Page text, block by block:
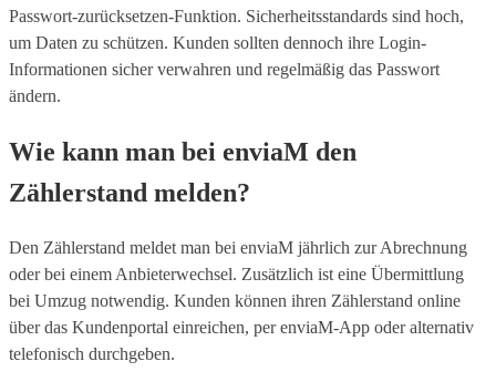
Passwort-zurücksetzen-Funktion. Sicherheitsstandards sind hoch,
um Daten zu schützen. Kunden sollten dennoch ihre Login-
Informationen sicher verwahren und regelmäßig das Passwort
ändern.
Wie kann man bei enviaM den
Zählerstand melden?
Den Zählerstand meldet man bei enviaM jährlich zur Abrechnung
oder bei einem Anbieterwechsel. Zusätzlich ist eine Übermittlung
bei Umzug notwendig. Kunden können ihren Zählerstand online
über das Kundenportal einreichen, per enviaM-App oder alternativ
telefonisch durchgeben.